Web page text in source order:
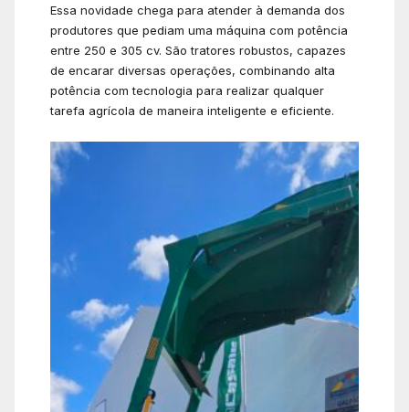
Essa novidade chega para atender à demanda dos
produtores que pediam uma máquina com potência
entre 250 e 305 cv. São tratores robustos, capazes
de encarar diversas operações, combinando alta
potência com tecnologia para realizar qualquer
tarefa agrícola de maneira inteligente e eficiente.